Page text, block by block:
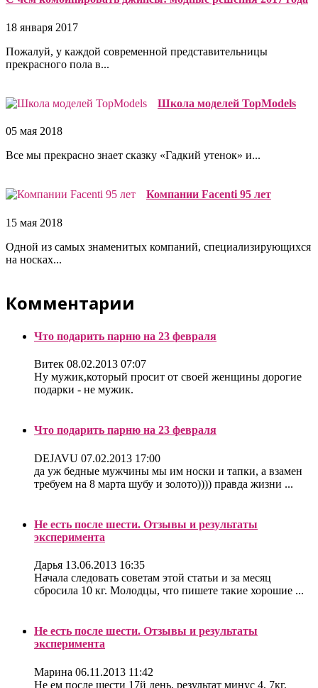
18 января 2017
Пожалуй, у каждой современной представительницы
прекрасного пола в...
Школа моделей TopModels
05 мая 2018
Все мы прекрасно знает сказку «Гадкий утенок» и...
Компании Facenti 95 лет
15 мая 2018
Одной из самых знаменитых компаний, специализирующихся
на носках...
Комментарии
Что подарить парню на 23 февраля
Витек 08.02.2013 07:07
Ну мужик,который просит от своей женщины дорогие
подарки - не мужик.
Что подарить парню на 23 февраля
DEJAVU 07.02.2013 17:00
да уж бедные мужчины мы им носки и тапки, а взамен
требуем на 8 марта шубу и золото)))) правда жизни ...
Не есть после шести. Отзывы и результаты
эксперимента
Дарья 13.06.2013 16:35
Начала следовать советам этой статьи и за месяц
сбросила 10 кг. Молодцы, что пишете такие хорошие ...
Не есть после шести. Отзывы и результаты
эксперимента
Марина 06.11.2013 11:42
Не ем после шести 17й день, результат минус 4, 7кг.